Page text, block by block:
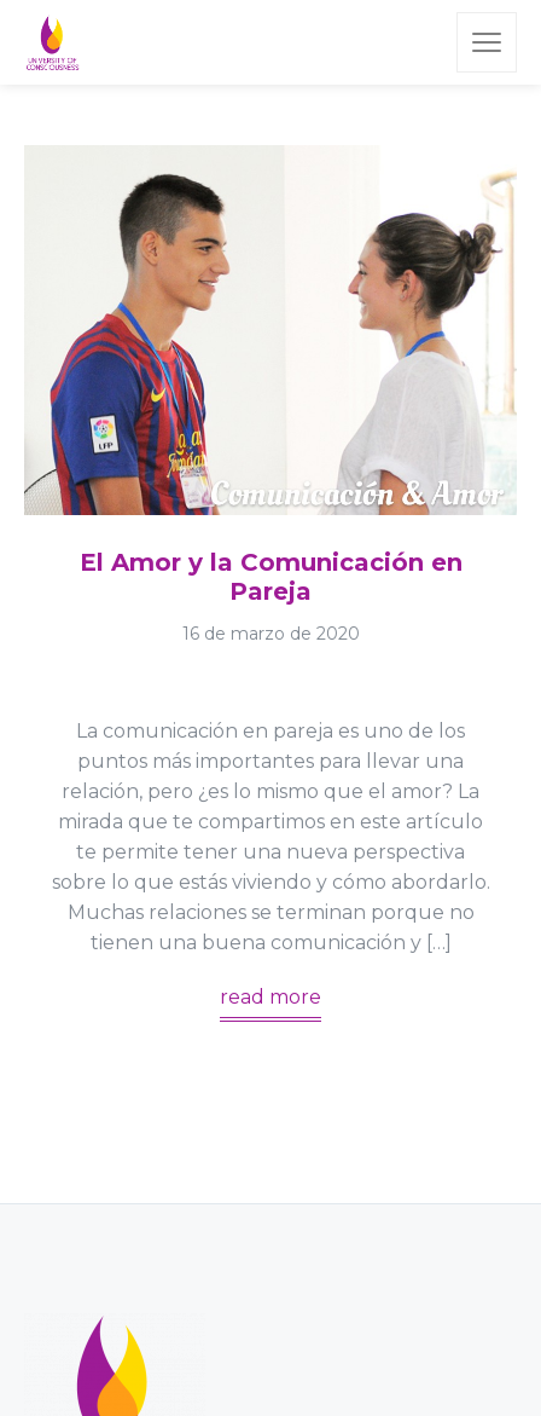
El Amor y la Comunicación en
Pareja
16 de marzo de 2020
La comunicación en pareja es uno de los
puntos más importantes para llevar una
relación, pero ¿es lo mismo que el amor? La
mirada que te compartimos en este artículo
te permite tener una nueva perspectiva
sobre lo que estás viviendo y cómo abordarlo.
Muchas relaciones se terminan porque no
tienen una buena comunicación y […]
read more